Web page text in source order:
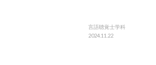
言語聴覚士学科
2024.11.22